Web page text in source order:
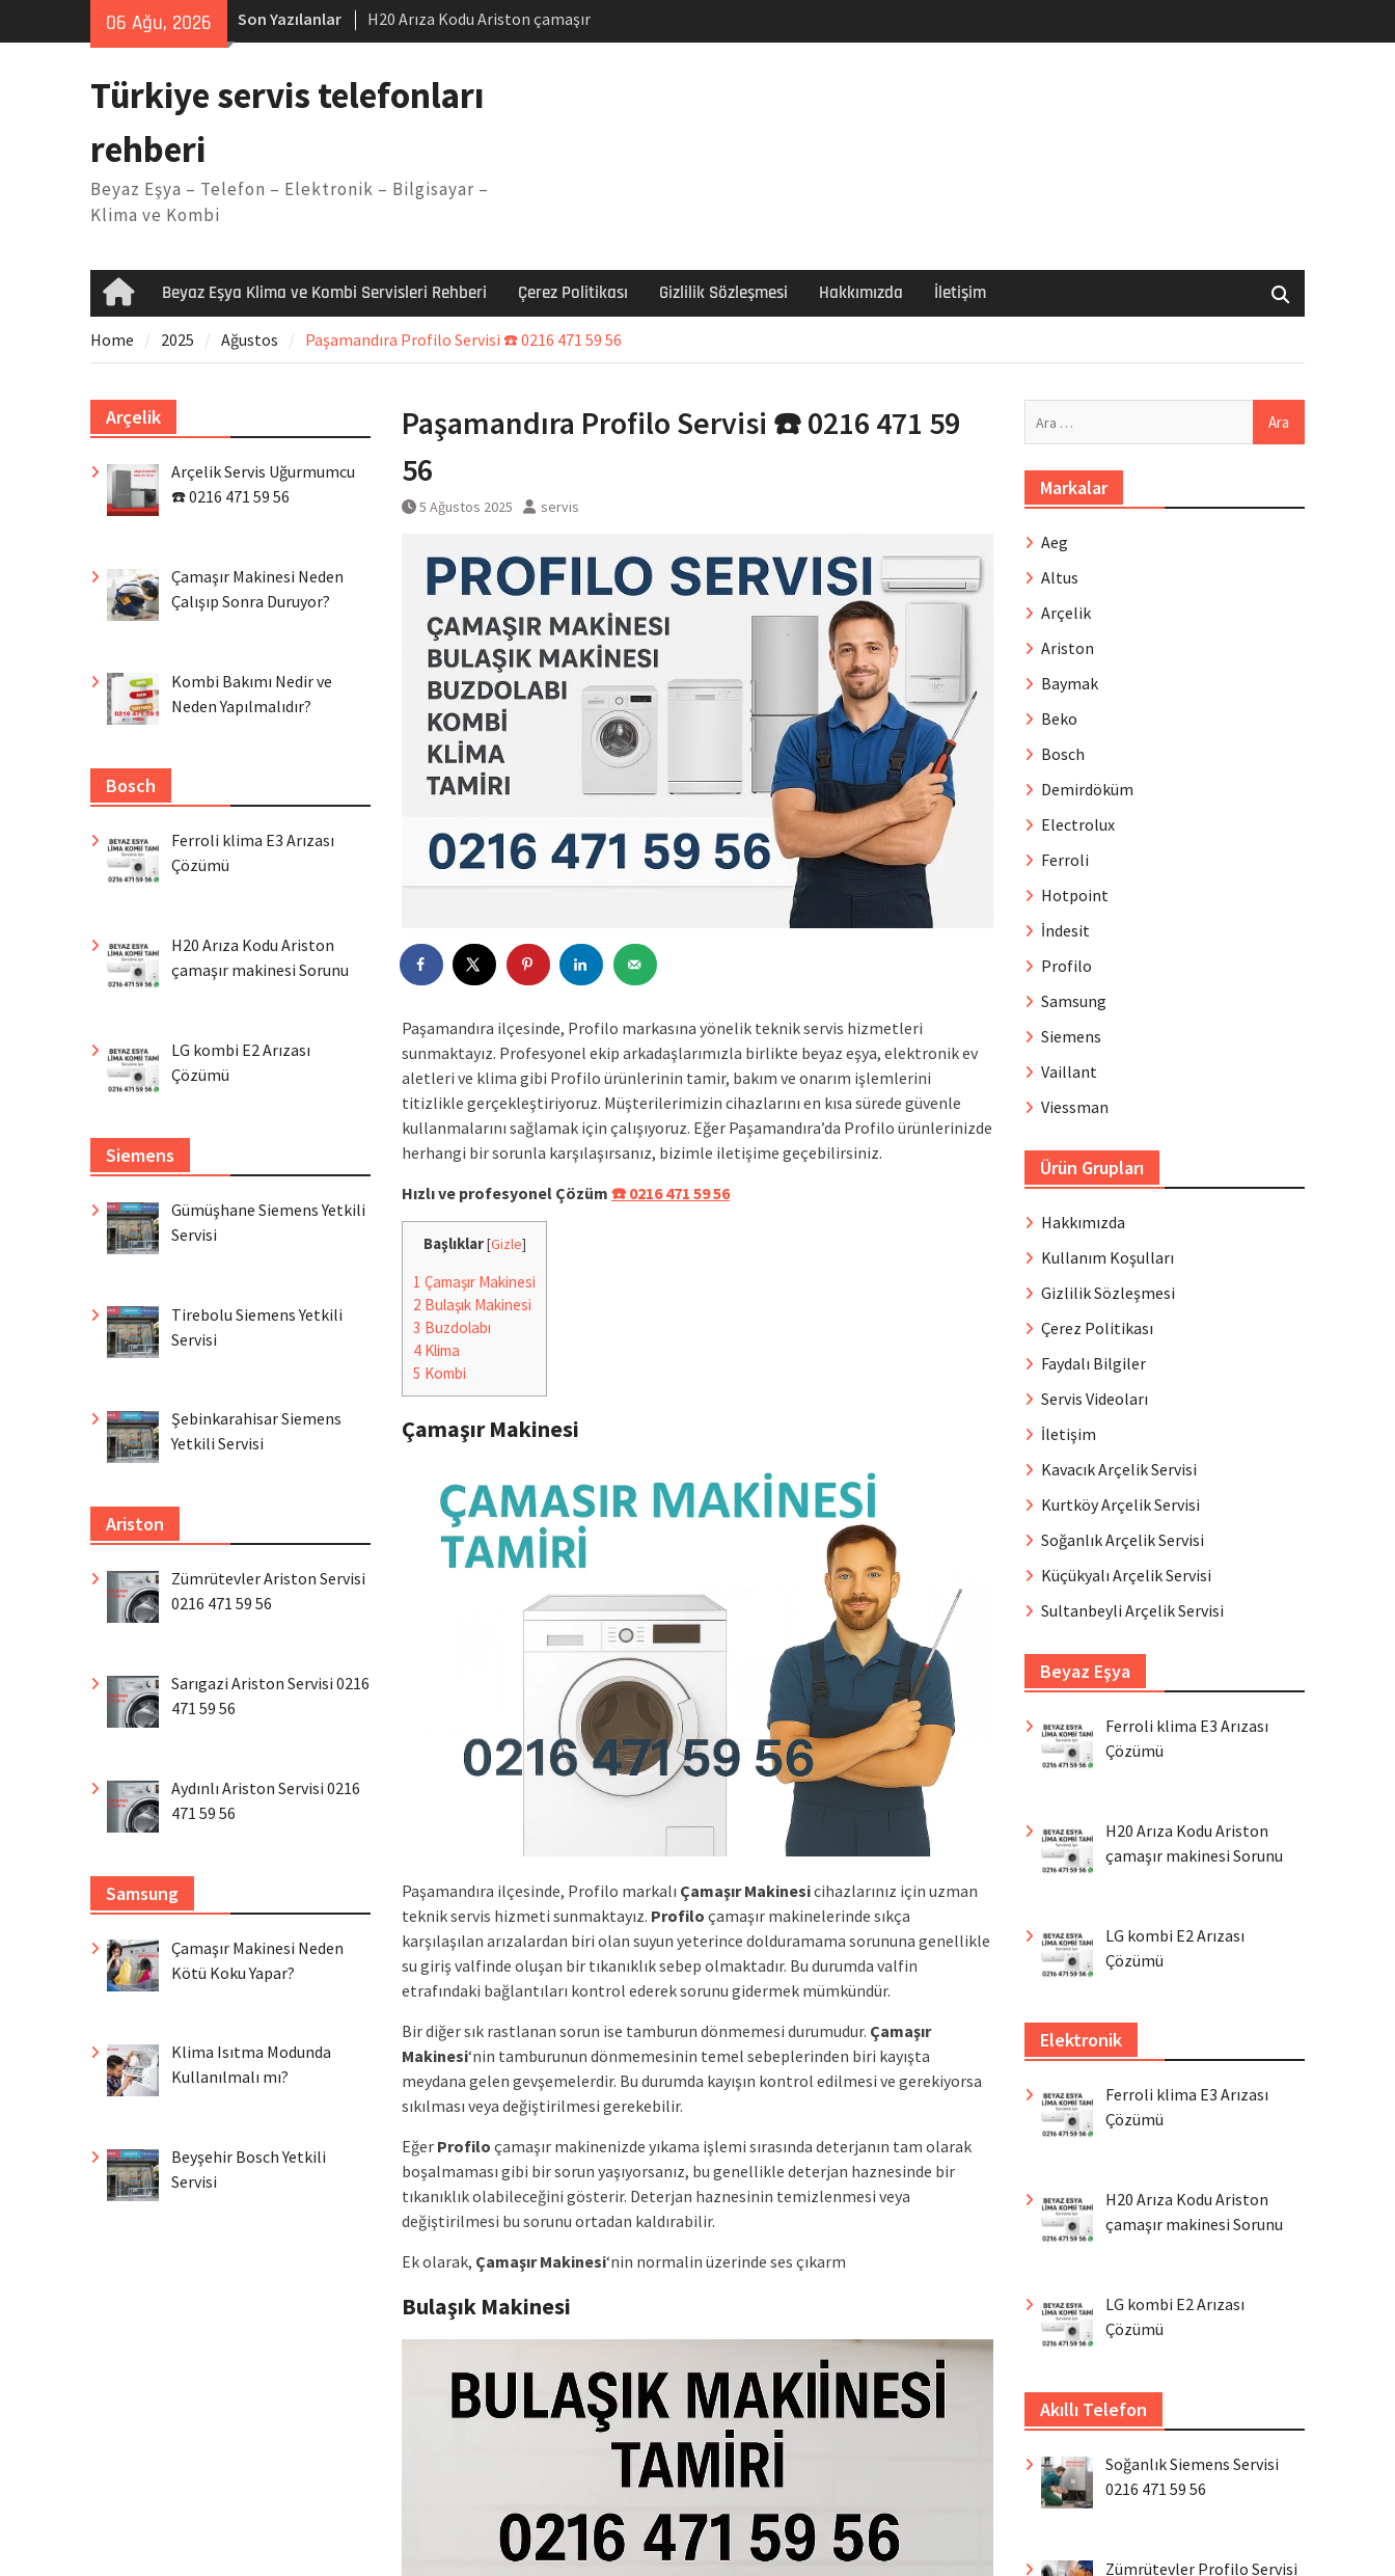
06 Ağu, 2026 Son Yazılanlar
H20 Arıza Kodu Ariston çamaşır
makinesi Sorunu
Arçelik buzdolabı F5 Hatası Çözüm
Ferroli klima E3 Arızası Çözümü
Türkiye servis telefonları
rehberi
Beyaz Eşya – Telefon – Elektronik – Bilgisayar –
Klima ve Kombi
HomeBeyaz Eşya Klima ve Kombi Servisleri Rehberi Çerez Politikası Gizlilik Sözleşmesi Hakkımızda İletişim
Home 2025 Ağustos Paşamandıra Profilo Servisi ☎️ 0216 471 59 56
Paşamandıra Profilo Servisi ☎️ 0216 471 59
56
5 Ağustos 2025 servis
Paşamandıra ilçesinde, Profilo markasına yönelik teknik servis hizmetleri
sunmaktayız. Profesyonel ekip arkadaşlarımızla birlikte beyaz eşya, elektronik ev
aletleri ve klima gibi Profilo ürünlerinin tamir, bakım ve onarım işlemlerini
titizlikle gerçekleştiriyoruz. Müşterilerimizin cihazlarını en kısa sürede güvenle
kullanmalarını sağlamak için çalışıyoruz. Eğer Paşamandıra’da Profilo ürünlerinizde
herhangi bir sorunla karşılaşırsanız, bizimle iletişime geçebilirsiniz.
Hızlı ve profesyonel Çözüm ☎️ 0216 471 59 56
Başlıklar [Gizle]
1 Çamaşır Makinesi
2 Bulaşık Makinesi
3 Buzdolabı
4 Klima
5 Kombi
Çamaşır Makinesi
Paşamandıra ilçesinde, Profilo markalı Çamaşır Makinesicihazlarınız için uzman
teknik servis hizmeti sunmaktayız. Profilo çamaşır makinelerinde sıkça
karşılaşılan arızalardan biri olan suyun yeterince dolduramama sorununa genellikle
su giriş valfinde oluşan bir tıkanıklık sebep olmaktadır. Bu durumda valfin
etrafındaki bağlantıları kontrol ederek sorunu gidermek mümkündür.
Bir diğer sık rastlanan sorun ise tamburun dönmemesi durumudur. Çamaşır
Makinesi‘nin tamburunun dönmemesinin temel sebeplerinden biri kayışta
meydana gelen gevşemelerdir. Bu durumda kayışın kontrol edilmesi ve gerekiyorsa
sıkılması veya değiştirilmesi gerekebilir.
Eğer Profilo çamaşır makinenizde yıkama işlemi sırasında deterjanın tam olarak
boşalmaması gibi bir sorun yaşıyorsanız, bu genellikle deterjan haznesinde bir
tıkanıklık olabileceğini gösterir. Deterjan haznesinin temizlenmesi veya
değiştirilmesi bu sorunu ortadan kaldırabilir.
Ek olarak, Çamaşır Makinesi‘nin normalin üzerinde ses çıkarm
Bulaşık Makinesi
Markalar
Aeg
Altus
Arçelik
Ariston
Baymak
Beko
Bosch
Demirdöküm
Electrolux
Ferroli
Hotpoint
İndesit
Profilo
Samsung
Siemens
Vaillant
Viessman
Ürün Grupları
Hakkımızda
Kullanım Koşulları
Gizlilik Sözleşmesi
Çerez Politikası
Faydalı Bilgiler
Servis Videoları
İletişim
Kavacık Arçelik Servisi
Kurtköy Arçelik Servisi
Soğanlık Arçelik Servisi
Küçükyalı Arçelik Servisi
Sultanbeyli Arçelik Servisi
Beyaz Eşya
Ferroli klima E3 Arızası
Çözümü
H20 Arıza Kodu Ariston
çamaşır makinesi Sorunu
LG kombi E2 Arızası
Çözümü
Elektronik
Ferroli klima E3 Arızası
Çözümü
H20 Arıza Kodu Ariston
çamaşır makinesi Sorunu
LG kombi E2 Arızası
Çözümü
Akıllı Telefon
Soğanlık Siemens Servisi
0216 471 59 56
Zümrütevler Profilo Servisi
Arçelik
Arçelik Servis Uğurmumcu
☎️ 0216 471 59 56
Çamaşır Makinesi Neden
Çalışıp Sonra Duruyor?
Kombi Bakımı Nedir ve
Neden Yapılmalıdır?
Bosch
Ferroli klima E3 Arızası
Çözümü
H20 Arıza Kodu Ariston
çamaşır makinesi Sorunu
LG kombi E2 Arızası
Çözümü
Siemens
Gümüşhane Siemens Yetkili
Servisi
Tirebolu Siemens Yetkili
Servisi
Şebinkarahisar Siemens
Yetkili Servisi
Ariston
Zümrütevler Ariston Servisi
0216 471 59 56
Sarıgazi Ariston Servisi 0216
471 59 56
Aydınlı Ariston Servisi 0216
471 59 56
Samsung
Çamaşır Makinesi Neden
Kötü Koku Yapar?
Klima Isıtma Modunda
Kullanılmalı mı?
Beyşehir Bosch Yetkili
Servisi